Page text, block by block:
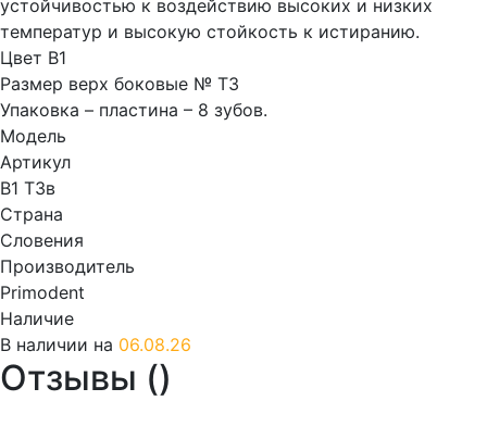
устойчивостью к воздействию высоких и низких
температур и высокую стойкость к истиранию.
Цвет B1
Размер верх боковые № T3
Упаковка – пластина – 8 зубов.
Модель
Артикул
B1 T3в
Страна
Словения
Производитель
Primodent
Наличие
В наличии на 06.08.26
Отзывы ()